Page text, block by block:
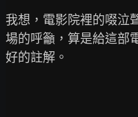
我想，電影院裡的啜泣
場的呼籲，算是給這部
好的註解。